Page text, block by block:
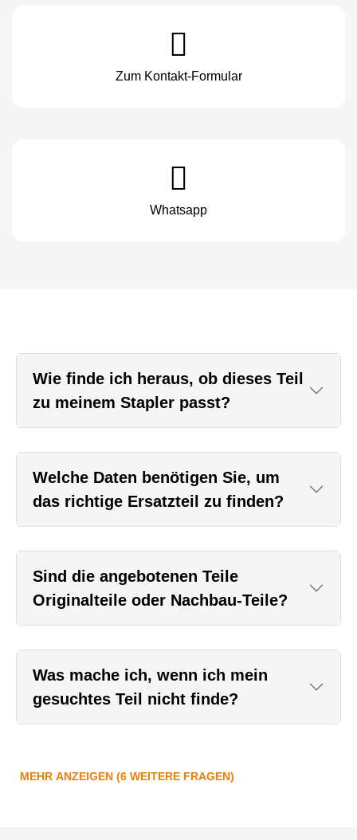
Zum Kontakt-Formular
Whatsapp
Wie finde ich heraus, ob dieses Teil
zu meinem Stapler passt?
Welche Daten benötigen Sie, um
das richtige Ersatzteil zu finden?
Sind die angebotenen Teile
Originalteile oder Nachbau-Teile?
Was mache ich, wenn ich mein
gesuchtes Teil nicht finde?
MEHR ANZEIGEN (6 WEITERE FRAGEN)